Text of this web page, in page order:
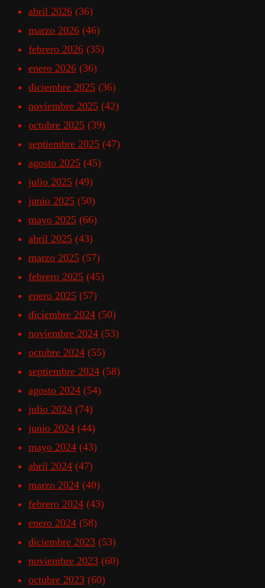
abril 2026 (36)
marzo 2026 (46)
febrero 2026 (35)
enero 2026 (36)
diciembre 2025 (36)
noviembre 2025 (42)
octubre 2025 (39)
septiembre 2025 (47)
agosto 2025 (45)
julio 2025 (49)
junio 2025 (50)
mayo 2025 (66)
abril 2025 (43)
marzo 2025 (57)
febrero 2025 (45)
enero 2025 (57)
diciembre 2024 (50)
noviembre 2024 (53)
octubre 2024 (55)
septiembre 2024 (58)
agosto 2024 (54)
julio 2024 (74)
junio 2024 (44)
mayo 2024 (43)
abril 2024 (47)
marzo 2024 (40)
febrero 2024 (43)
enero 2024 (58)
diciembre 2023 (53)
noviembre 2023 (60)
octubre 2023 (60)